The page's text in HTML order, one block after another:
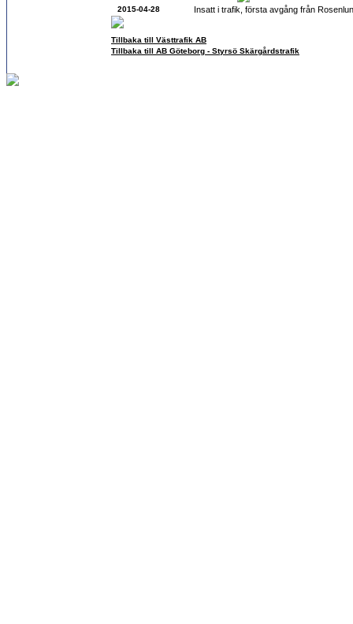
2015-04-28 Insatt i trafik, första avgång från
Tillbaka till Västtrafik AB
Tillbaka till AB Göteborg - Styrsö Skärgårdstrafik